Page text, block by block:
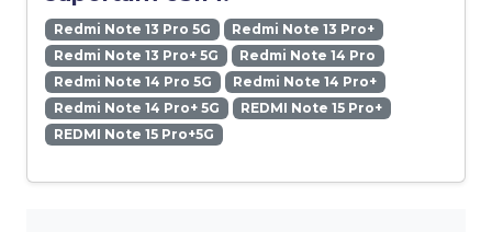
Redmi Note 13 Pro 5G
Redmi Note 13 Pro+
Redmi Note 13 Pro+ 5G
Redmi Note 14 Pro
Redmi Note 14 Pro 5G
Redmi Note 14 Pro+
Redmi Note 14 Pro+ 5G
REDMI Note 15 Pro+
REDMI Note 15 Pro+5G